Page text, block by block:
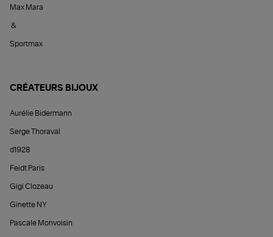
Max Mara
&
Sportmax
CRÉATEURS BIJOUX
Aurélie Bidermann
Serge Thoraval
d1928
Feidt Paris
Gigi Clozeau
Ginette NY
Pascale Monvoisin